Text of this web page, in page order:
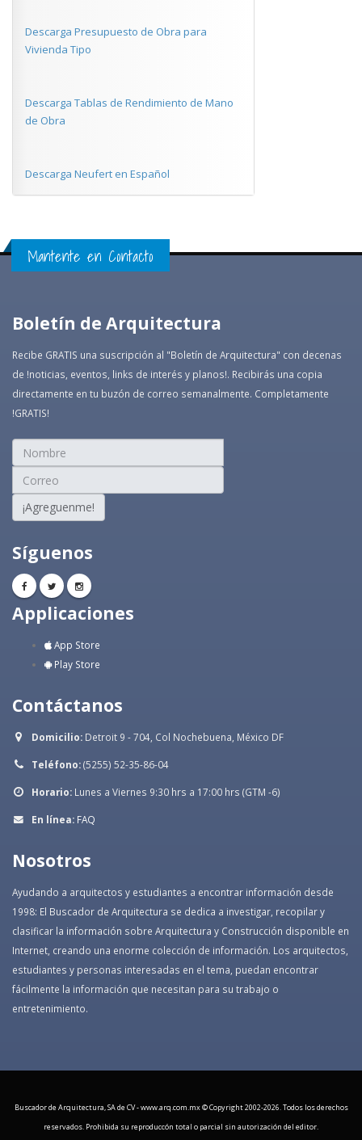
Descarga Presupuesto de Obra para
Vivienda Tipo
Descarga Tablas de Rendimiento de Mano
de Obra
Descarga Neufert en Español
Mantente en Contacto
Boletín de Arquitectura
Recibe GRATIS una suscripción al "Boletín de Arquitectura" con decenas
de !noticias, eventos, links de interés y planos!. Recibirás una copia
directamente en tu buzón de correo semanalmente. Completamente
!GRATIS!
¡Agreguenme!
Síguenos
Applicaciones
App Store
Play Store
Contáctanos
Domicilio: Detroit 9 - 704, Col Nochebuena, México DF
Teléfono:(5255) 52-35-86-04
Horario: Lunes a Viernes 9:30 hrs a 17:00 hrs (GTM -6)
En línea: FAQ
Nosotros
Ayudando a arquitectos y estudiantes a encontrar información desde
1998: El Buscador de Arquitectura se dedica a investigar, recopilar y
clasificar la información sobre Arquitectura y Construcción disponible en
Internet, creando una enorme colección de información. Los arquitectos,
estudiantes y personas interesadas en el tema, puedan encontrar
fácilmente la información que necesitan para su trabajo o
entretenimiento.
Buscador de Arquitectura, SA de CV - www.arq.com.mx © Copyright 2002-2026. Todos los derechos
reservados. Prohibida su reproduccón total o parcial sin autorización del editor.